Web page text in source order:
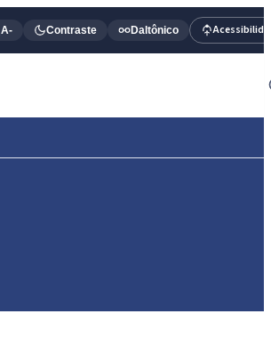
A- Contraste Daltônico